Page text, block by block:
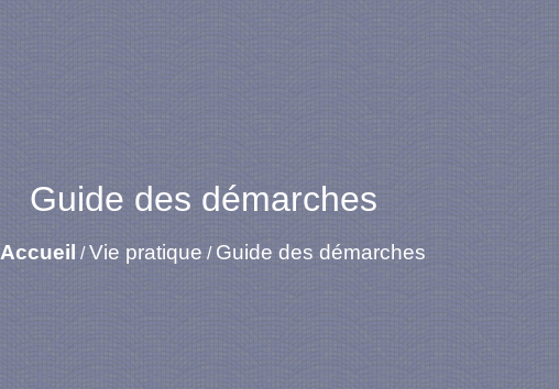
Guide des démarches
Accueil /Vie pratique / Guide des démarches